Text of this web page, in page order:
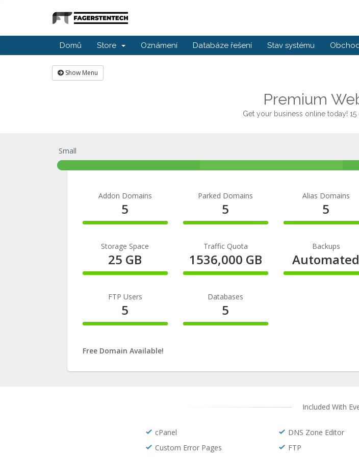
Domů Store Oznámení Databáze řešení Stav systému
Show Menu
Premium
Get your business online today!
Small
Addon Domains
5
100%
Parked Domains
5
100%
Alias Domains
5
100%
Storage Space
25 GB
100%
Traffic Quota
1536,000 GB
100%
Backups
Automated
100%
FTP Users
5
100%
Databases
5
100%
Free Domain Available!
Included With
cPanel DNS Zone Editor
Custom Error Pages
FTP